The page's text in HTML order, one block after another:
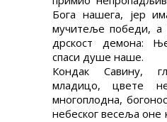
Бога нашега, јер
мучитеље победи, а
дрскост демона:
спаси душе наше.
Кондак Савину,
младицо, цвете
многоплодна,
небеског весеља оне